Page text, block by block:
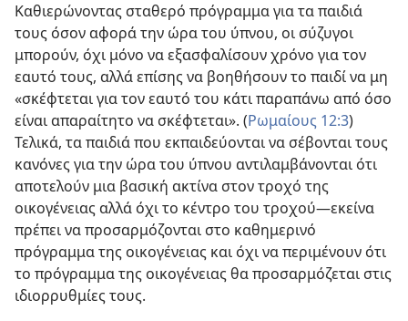
Καθιερώνοντας σταθερό πρόγραμμα για τα παιδιά
τους όσον αφορά την ώρα του ύπνου, οι σύζυγοι
μπορούν, όχι μόνο να εξασφαλίσουν χρόνο για τον
εαυτό τους, αλλά επίσης να βοηθήσουν το παιδί να μη
«σκέφτεται για τον εαυτό του κάτι παραπάνω από όσο
είναι απαραίτητο να σκέφτεται». (Ρωμαίους 12:3)
Τελικά, τα παιδιά που εκπαιδεύονται να σέβονται τους
κανόνες για την ώρα του ύπνου αντιλαμβάνονται ότι
αποτελούν μια βασική ακτίνα στον τροχό της
οικογένειας αλλά όχι το κέντρο του τροχού​—εκείνα
πρέπει να προσαρμόζονται στο καθημερινό
πρόγραμμα της οικογένειας και όχι να περιμένουν ότι
το πρόγραμμα της οικογένειας θα προσαρμόζεται στις
ιδιορρυθμίες τους.